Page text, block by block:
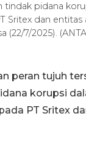
tindak pidana
Sritex dan entitas
7/2025).
peran tujuh
korupsi
PT Sritex